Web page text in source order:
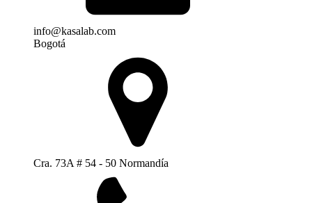
info@kasalab.com
Bogotá
Cra. 73A # 54 - 50 Normandía